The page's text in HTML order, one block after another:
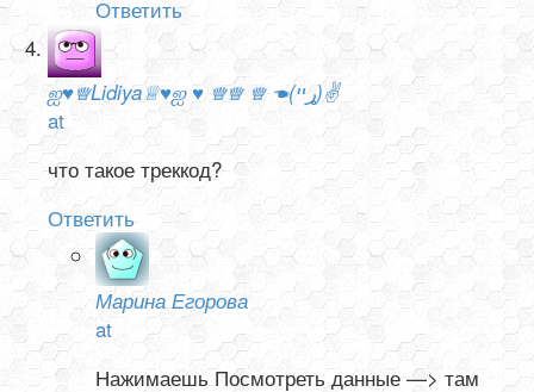
Ответить
ஐ♥♕Lidiya♕♥ஐ ♥ ♕♕ ♕ ☚(ړײ)✌
at
что такое треккод?
Ответить
Марина Егорова
at
Нажимаешь Посмотреть данные —> там